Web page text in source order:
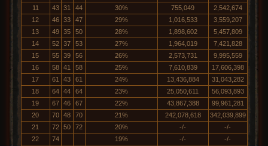
11
43 31 44 30% 755,049
2,542,674
12
46 33 47 29% 1,016,533
3,559,207
13
49 35 50 28% 1,898,602
5,457,809
14
52 37 53 27% 1,964,019
7,421,828
15
55 39 56 26% 2,573,731
9,995,559
16
58 41 58 25% 7,610,839
17,606,398
17
61 43 61 24% 13,436,884
31,043,282
18
64 44 64 23% 25,050,611
56,093,893
19
67 46 67 22% 43,867,388
99,961,281
20
70 48 70 21% 242,078,618
342,039,899
21
72 50 72 20% -/-
-/-
22
74 19% -/-
-/-